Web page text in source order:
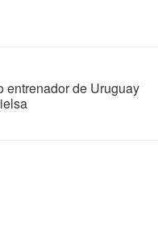
entrenador de Uruguay